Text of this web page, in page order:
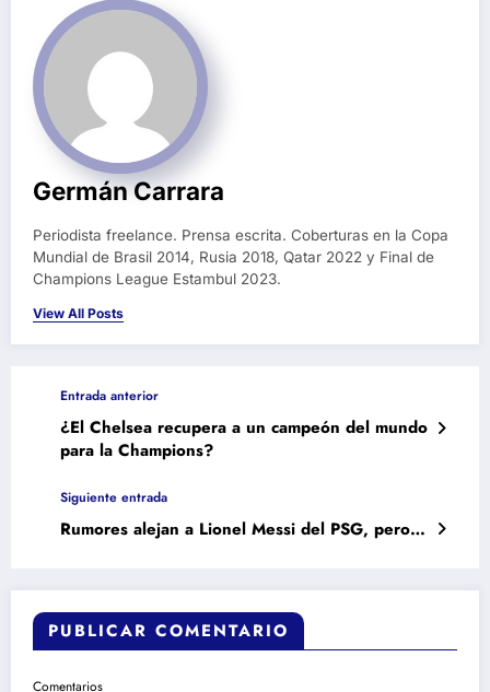
Germán Carrara
Periodista freelance. Prensa escrita. Coberturas en la Copa
Mundial de Brasil 2014, Rusia 2018, Qatar 2022 y Final de
Champions League Estambul 2023.
View All Posts
Entrada anterior
¿El Chelsea recupera a un campeón del mundo
para la Champions?
Siguiente entrada
Rumores alejan a Lionel Messi del PSG, pero…
PUBLICAR COMENTARIO
Comentarios